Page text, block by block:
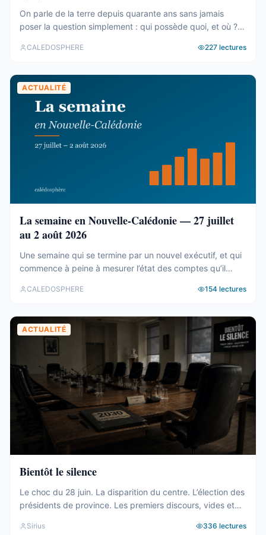
On parle de la terre depuis quarante ans sans jamais
poser la question simplement : qui possède quoi, et où ?
agrégé ses 77 031 parcelles. Le résultat tient en trois
CALEDOSPHERE 227 lectures
ACTUALITÉ
La semaine en Nouvelle-Calédonie — 27 juillet
au 2 août 2026
Une semaine qui se termine par un nouvel exécutif, et qui
commence à peine à mesurer l’état des comptes qu’il
gouvernement, et des comptes qui coincent C’est fait. Le
gouvernement ont été élus au Congrès (abonnés), ...
CALEDOSPHERE 154 lectures
ACTUALITÉ
Bientôt le silence
Le choc du 28 juin. La disparition du centre. L’élection des
présidents de province. Les premiers discours, vides et
neuf sièges cohérents et pourtant sans aucune prise sur
Sirius 336 lectures